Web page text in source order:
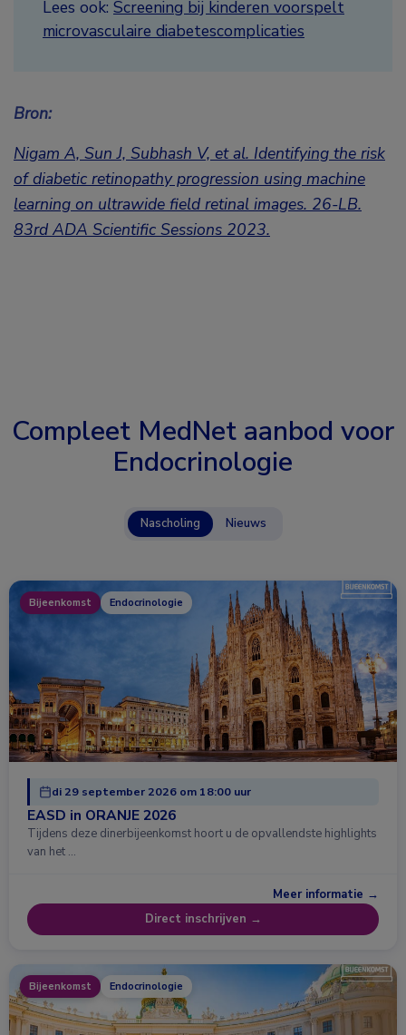
Lees ook: Screening bij kinderen voorspelt
microvasculaire diabetescomplicaties
Bron:
Nigam A, Sun J, Subhash V, et al. Identifying the risk
of diabetic retinopathy progression using machine
learning on ultrawide field retinal images. 26-LB.
83rd ADA Scientific Sessions 2023.
Compleet MedNet aanbod voor
Endocrinologie
Nascholing Nieuws
Bijeenkomst Endocrinologie
di 29 september 2026 om 18:00 uur
EASD in ORANJE 2026
Tijdens deze dinerbijeenkomst hoort u de opvallendste highlights
van het …
Meer informatie →
Direct inschrijven →
Bijeenkomst Endocrinologie